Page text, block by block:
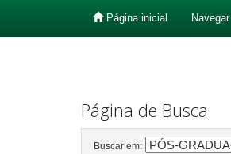
Página inicial Navegar
Página de Busca
Buscar em: